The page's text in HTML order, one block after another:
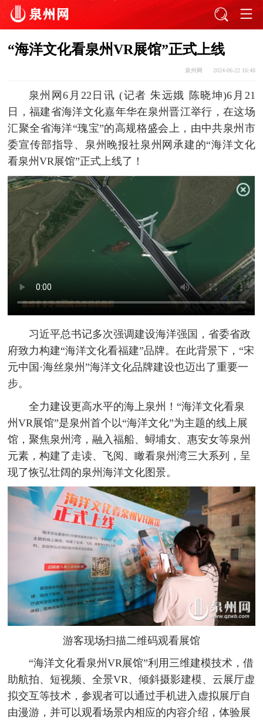
​“海洋文化看泉州VR展馆”正式上线
泉州网 2024-06-22 16:48
泉州网6月22日讯 (记者 朱远娥 陈晓坤)6月21
日，福建省海洋文化嘉年华在泉州晋江举行，在这场
汇聚全省海洋“瑰宝”的高规格盛会上，由中共泉州市
委宣传部指导、泉州晚报社泉州网承建的“海洋文化
看泉州VR展馆”正式上线了！
习近平总书记多次强调建设海洋强国，省委省政
府致力构建“海洋文化看福建”品牌。在此背景下，“宋
元中国·海丝泉州”海洋文化品牌建设也迈出了重要一
步。
全力建设更高水平的海上泉州！“海洋文化看泉
州VR展馆”是泉州首个以“海洋文化”为主题的线上展
馆，聚焦泉州湾，融入福船、蟳埔女、惠安女等泉州
元素，构建了走读、飞阅、瞰看泉州湾三大系列，呈
现了恢弘壮阔的泉州海洋文化图景。
游客现场扫描二维码观看展馆
“海洋文化看泉州VR展馆”利用三维建模技术，借
助航拍、短视频、全景VR、倾斜摄影建模、云展厅虚
拟交互等技术，参观者可以通过手机进入虚拟展厅自
由漫游，并可以观看场景内相应的内容介绍，体验展